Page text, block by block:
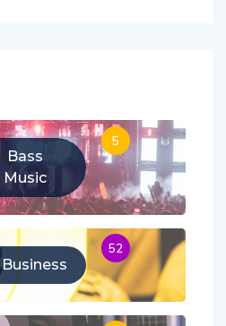
Bass
Music
5
Business
52